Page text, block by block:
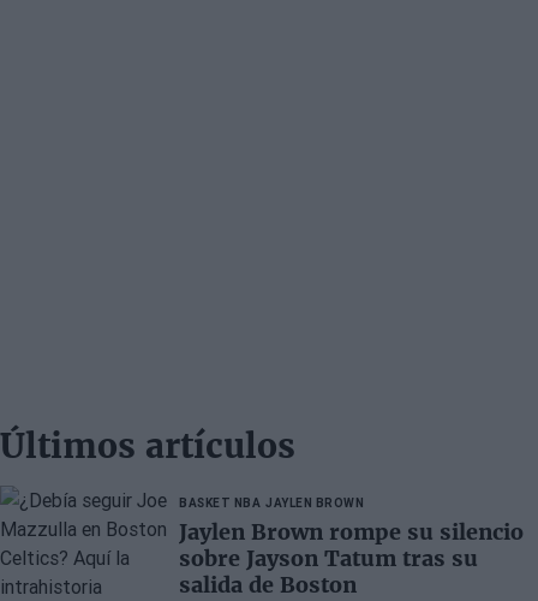
Últimos artículos
BASKET NBA JAYLEN BROWN
Jaylen Brown rompe su silencio
sobre Jayson Tatum tras su
salida de Boston